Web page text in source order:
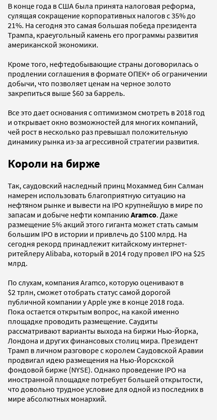
В конце года в США была принята налоговая реформа,
сулящая сокращение корпоративных налогов с 35% до
21%. На сегодня это самая большая победа президента
Трампа, краеугольный камень его программы развития
американской экономики.
Кроме того, нефтедобывающие страны договорилась о
продлении соглашения в формате ОПЕК+ об ограничении
добычи, что позволяет ценам на черное золото
закрепиться выше $60 за баррель.
Все это дает основания с оптимизмом смотреть в 2018 год
и открывает окно возможностей для многих компаний,
чей рост в несколько раз превышал положительную
динамику рынка из-за агрессивной стратегии развития.
Короли на бирже
Так, саудовский наследный принц Мохаммед бин Салман
намерен использовать благоприятную ситуацию на
нефтяном рынке и вывести на IPO крупнейшую в мире по
запасам и добыче нефти компанию Aramco. Даже
размещение 5% акций этого гиганта может стать самым
большим IPO в истории и привлечь до $100 млрд. На
сегодня рекорд принадлежит китайскому интернет-
ритейлеру Alibaba, который в 2014 году провел IPO на $25
млрд.
По слухам, компания Aramco, которую оценивают в
$2 трлн, сможет отобрать статус самой дорогой
публичной компании у Apple уже в конце 2018 года.
Пока остается открытым вопрос, на какой именно
площадке проводить размещение. Саудиты
рассматривают варианты выхода на биржи Нью-Йорка,
Лондона и других финансовых столиц мира. Президент
Трамп в личном разговоре с королем Саудовской Аравии
продвигал идею размещения на Нью-Йорскской
фондовой бирже (NYSE). Однако проведение IPO на
иностранной площадке потребует большей открытости,
что довольно трудное условие для одной из последних в
мире абсолютных монархий.